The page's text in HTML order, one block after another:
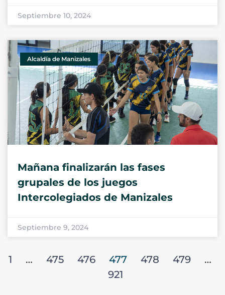
Septiembre 10, 2024
Alcaldía de Manizales
Mañana finalizarán las fases
grupales de los juegos
Intercolegiados de Manizales
Septiembre 9, 2024
1 … 475 476 477 478 479
…
921